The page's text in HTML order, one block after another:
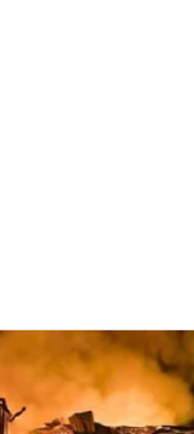
загинули
Фото